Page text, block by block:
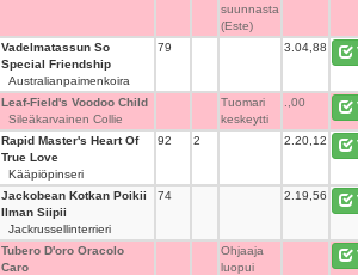
suunnasta
(Este)
Vadelmatassun So
Special Friendship
Australianpaimenkoira
79 3.04,88
Leaf-Field's Voodoo Child
Sileäkarvainen Collie
Tuomari
keskeytti
.,00
Rapid Master's Heart Of
True Love
Kääpiöpinseri
92 2 2.20,12
Jackobean Kotkan Poikii
Ilman Siipii
Jackrussellinterrieri
74 2.19,56
Tubero D'oro Oracolo
Caro
Ohjaaja
luopui